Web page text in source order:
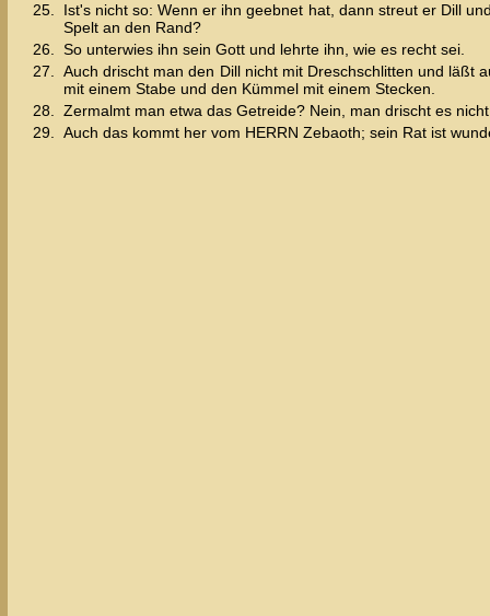
25.
Ist's nicht so: Wenn er ihn geebnet hat, dann streut er Dill
Spelt an den Rand?
26.
So unterwies ihn sein Gott und lehrte ihn, wie es recht sei.
27.
Auch drischt man den Dill nicht mit Dreschschlitten und läßt
mit einem Stabe und den Kümmel mit einem Stecken.
28.
Zermalmt man etwa das Getreide? Nein, man drischt es
29.
Auch das kommt her vom HERRN Zebaoth; sein Rat ist